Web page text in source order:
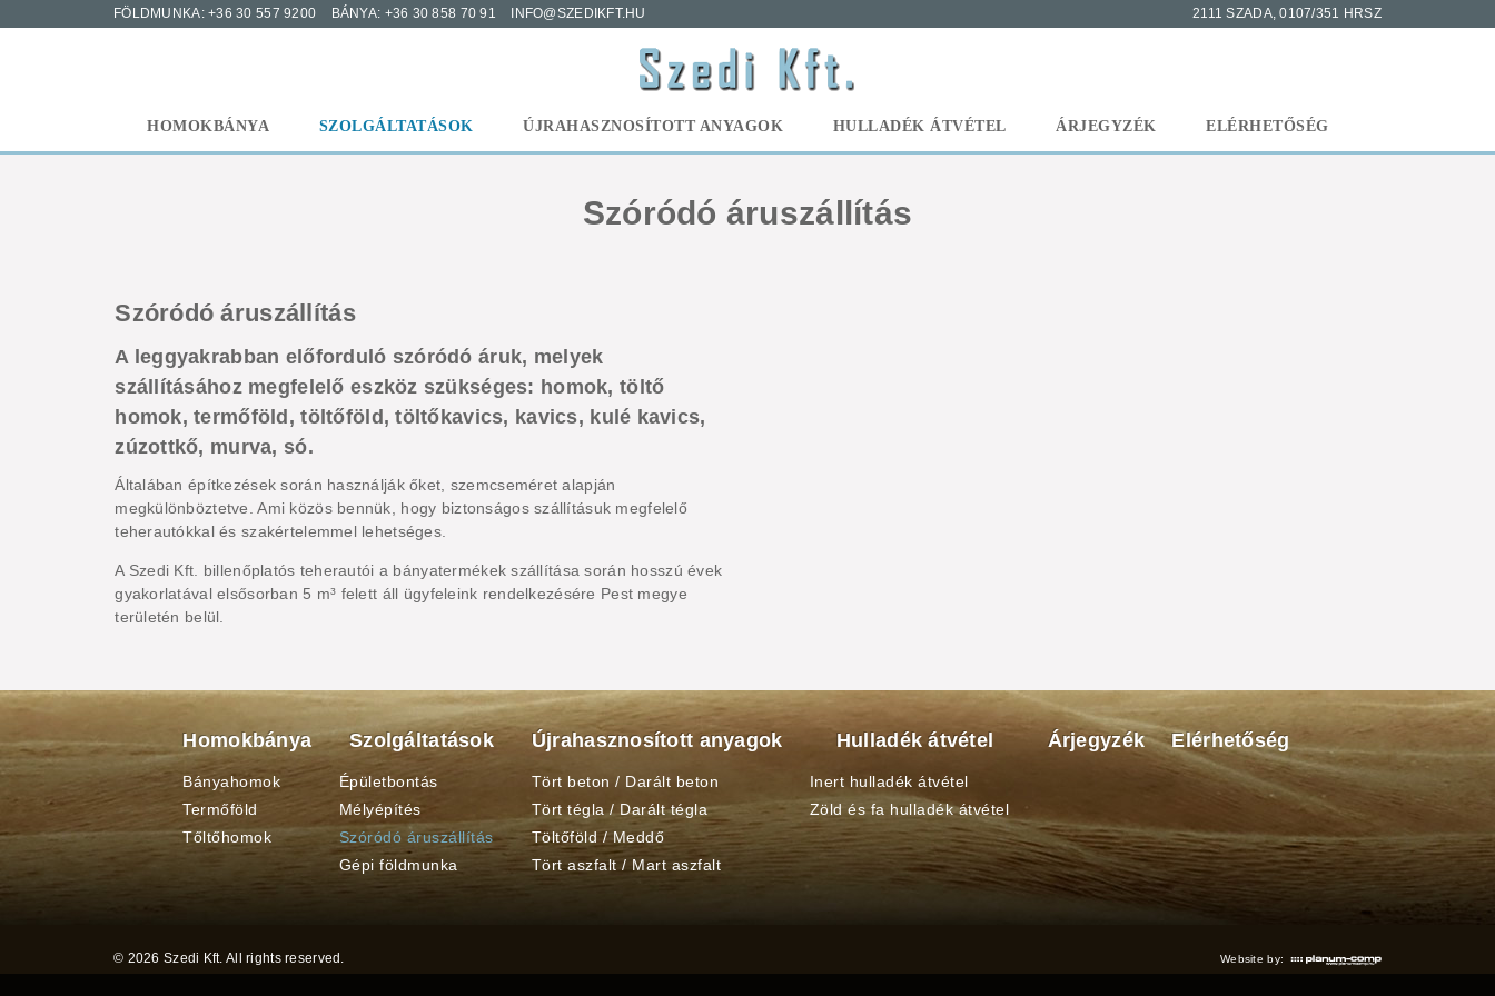
FÖLDMUNKA: +36 30 557 9200 BÁNYA: +36 30 858 70 91 INFO@SZEDIKFT.HU 2111 SZADA, 0107/351 HRSZ
HOMOKBÁNYA SZOLGÁLTATÁSOK ÚJRAHASZNOSÍTOTT ANYAGOK HULLADÉK ÁTVÉTEL ÁRJEGYZÉK ELÉRHETŐSÉG
Szóródó áruszállítás
Szóródó áruszállítás
A leggyakrabban előforduló szóródó áruk, melyek
szállításához megfelelő eszköz szükséges: homok, töltő
homok, termőföld, töltőföld, töltőkavics, kavics, kulé kavics,
zúzottkő, murva, só.
Általában építkezések során használják őket, szemcseméret alapján
megkülönböztetve. Ami közös bennük, hogy biztonságos szállításuk megfelelő
teherautókkal és szakértelemmel lehetséges.
A Szedi Kft. billenőplatós teherautói a bányatermékek szállítása során hosszú évek
gyakorlatával elsősorban 5 m³ felett áll ügyfeleink rendelkezésére Pest megye
területén belül.
Homokbánya
Bányahomok
Termőföld
Tőltőhomok
Szolgáltatások
Épületbontás
Mélyépítés
Szóródó áruszállítás
Gépi földmunka
Újrahasznosított anyagok
Tört beton / Darált beton
Tört tégla / Darált tégla
Töltőföld / Meddő
Tört aszfalt / Mart aszfalt
Hulladék átvétel
Inert hulladék átvétel
Zöld és fa hulladék átvétel
Árjegyzék Elérhetőség
© 2026 Szedi Kft. All rights reserved. Website by: